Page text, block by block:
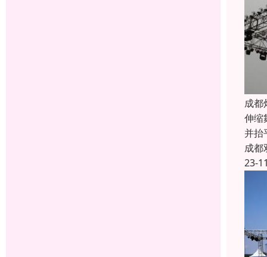
成都
伸缩
并抬
成都
23-